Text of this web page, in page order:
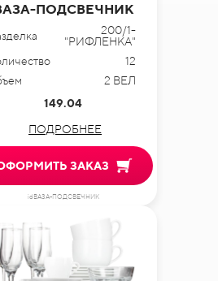
ПОДСВЕЧНИК
200/1-
"РИФЛЕНКА"
12
2 ВЕЛ
149.04
ПОДРОБНЕЕ
ЗАКАЗ
idВАЗА-ПОДСВЕЧНИК